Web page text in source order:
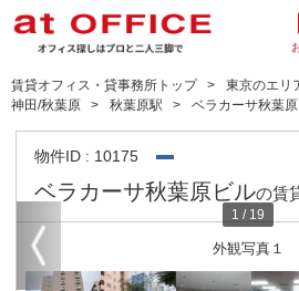
賃貸オフィス・貸事務所トップ 東京のエリ
神田/秋葉原
秋葉原駅 ベラカーサ秋葉
物件ID : 10175
ベラカーサ秋葉原ビルの賃
外観写真１
1 / 19